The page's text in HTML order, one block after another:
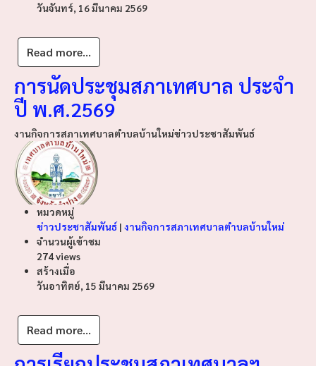
วันจันทร์, 16 มีนาคม 2569
Read more...
การนัดประชุมสภาเทศบาล ประจำ
ปี พ.ศ.2569
งานกิจการสภาเทศบาลตำบลบ้านใหม่ข่าวประชาสัมพันธ์
หมวดหมู่
ข่าวประชาสัมพันธ์ | งานกิจการสภาเทศบาลตำบลบ้านใหม่
จำนวนผู้เข้าชม
274 views
สร้างเมื่อ
วันอาทิตย์, 15 มีนาคม 2569
Read more...